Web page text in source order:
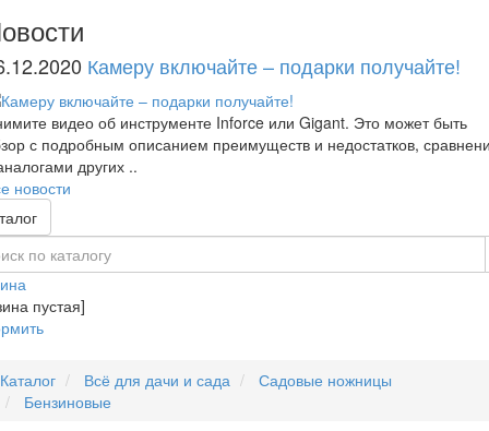
Камеру включайте – подарки получайте!
видео об инструменте Inforce или Gigant. Это может быть
с подробным описанием преимуществ и недостатков,
других ..
новости
пустая]
Каталог Всё для дачи и сада
Садовые ножницы
Бензиновые